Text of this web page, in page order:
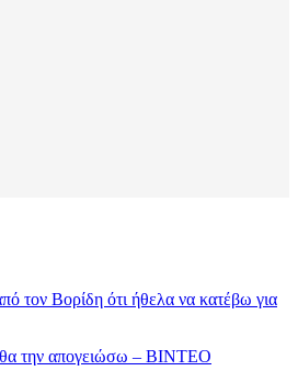
τον Βορίδη ότι ήθελα να κατέβω για
την απογειώσω – ΒΙΝΤΕΟ